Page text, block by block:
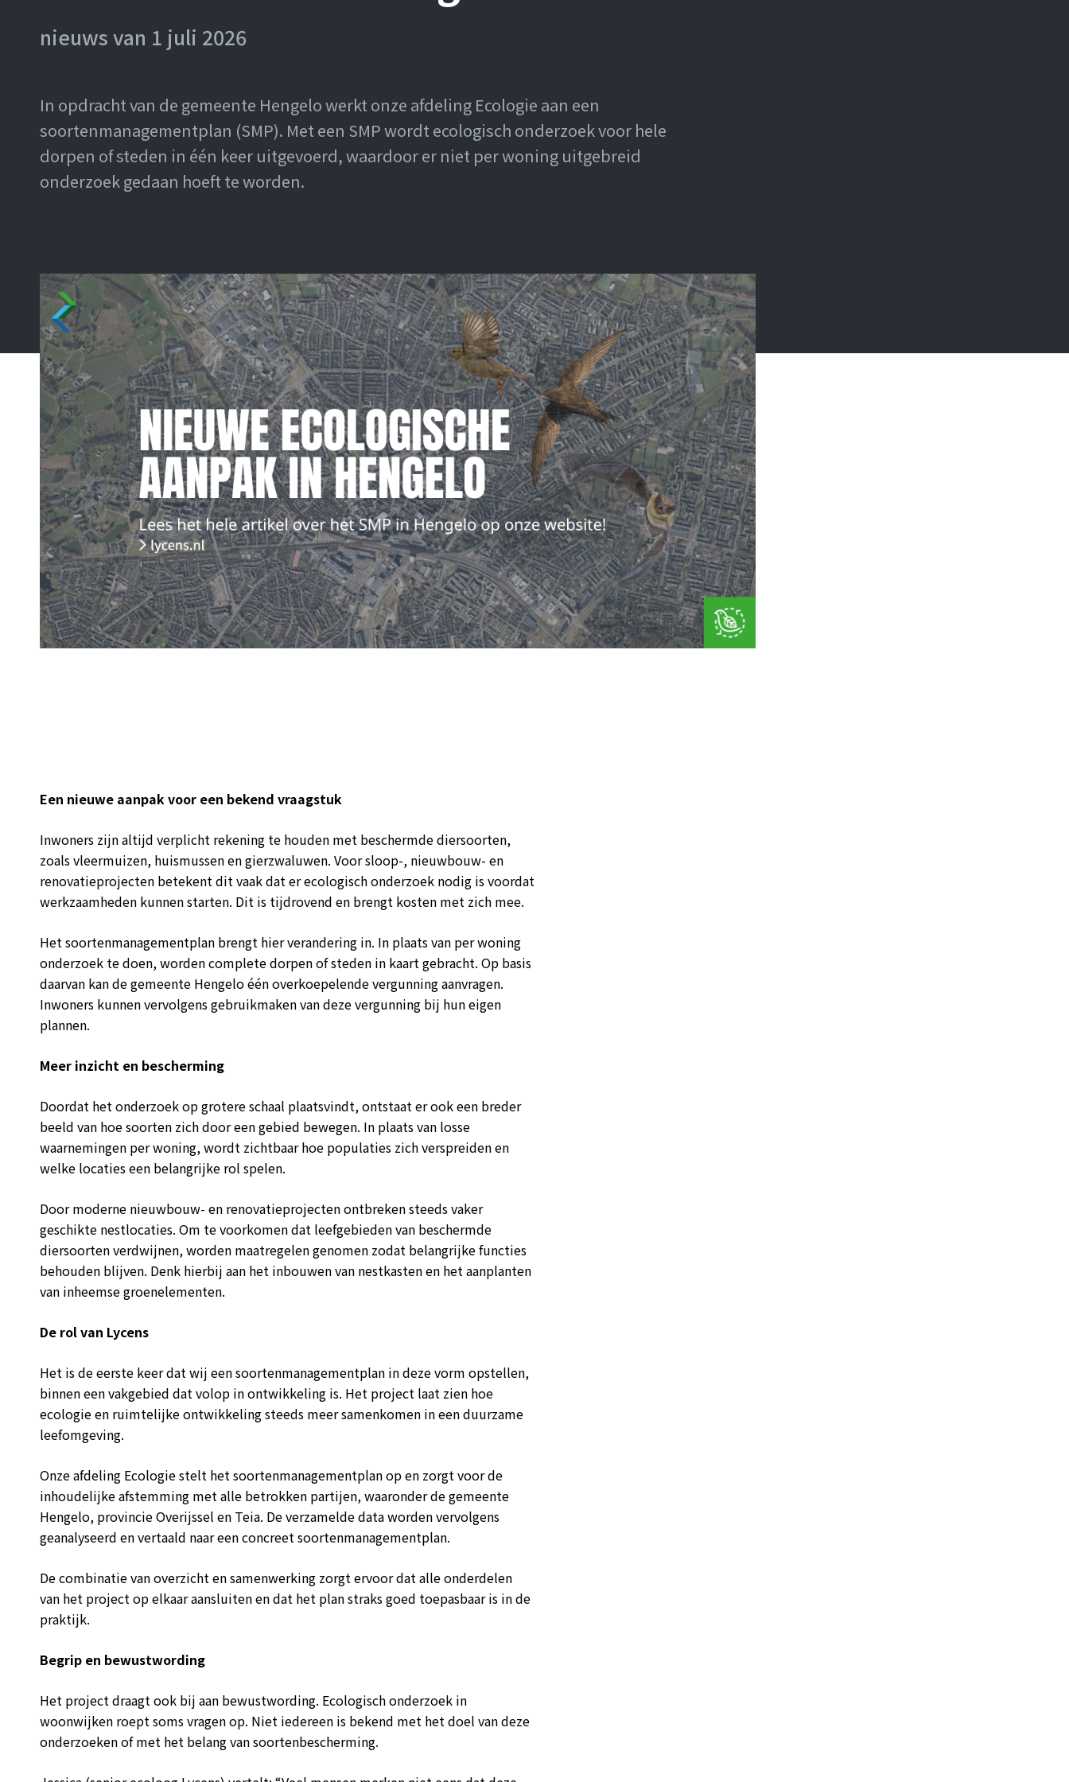
Leren bij Lycens
nieuws van 1 juli 2026
In opdracht van de gemeente Hengelo werkt onze afdeling Ecologie aan een
soortenmanagementplan (SMP). Met een SMP wordt ecologisch onderzoek voor hele
dorpen of steden in één keer uitgevoerd, waardoor er niet per woning uitgebreid
onderzoek gedaan hoeft te worden.
Een nieuwe aanpak voor een bekend vraagstuk
Inwoners zijn altijd verplicht rekening te houden met beschermde diersoorten,
zoals vleermuizen, huismussen en gierzwaluwen. Voor sloop-, nieuwbouw- en
renovatieprojecten betekent dit vaak dat er ecologisch onderzoek nodig is voordat
werkzaamheden kunnen starten. Dit is tijdrovend en brengt kosten met zich mee.
Het soortenmanagementplan brengt hier verandering in. In plaats van per woning
onderzoek te doen, worden complete dorpen of steden in kaart gebracht. Op basis
daarvan kan de gemeente Hengelo één overkoepelende vergunning aanvragen.
Inwoners kunnen vervolgens gebruikmaken van deze vergunning bij hun eigen
plannen.
Meer inzicht en bescherming
Doordat het onderzoek op grotere schaal plaatsvindt, ontstaat er ook een breder
beeld van hoe soorten zich door een gebied bewegen. In plaats van losse
waarnemingen per woning, wordt zichtbaar hoe populaties zich verspreiden en
welke locaties een belangrijke rol spelen.
Door moderne nieuwbouw- en renovatieprojecten ontbreken steeds vaker
geschikte nestlocaties. Om te voorkomen dat leefgebieden van beschermde
diersoorten verdwijnen, worden maatregelen genomen zodat belangrijke functies
behouden blijven. Denk hierbij aan het inbouwen van nestkasten en het aanplanten
van inheemse groenelementen.
De rol van Lycens
Het is de eerste keer dat wij een soortenmanagementplan in deze vorm opstellen,
binnen een vakgebied dat volop in ontwikkeling is. Het project laat zien hoe
ecologie en ruimtelijke ontwikkeling steeds meer samenkomen in een duurzame
leefomgeving.
Onze afdeling Ecologie stelt het soortenmanagementplan op en zorgt voor de
inhoudelijke afstemming met alle betrokken partijen, waaronder de gemeente
Hengelo, provincie Overijssel en Teia. De verzamelde data worden vervolgens
geanalyseerd en vertaald naar een concreet soortenmanagementplan.
De combinatie van overzicht en samenwerking zorgt ervoor dat alle onderdelen
van het project op elkaar aansluiten en dat het plan straks goed toepasbaar is in de
praktijk.
Begrip en bewustwording
Het project draagt ook bij aan bewustwording. Ecologisch onderzoek in
woonwijken roept soms vragen op. Niet iedereen is bekend met het doel van deze
onderzoeken of met het belang van soortenbescherming.